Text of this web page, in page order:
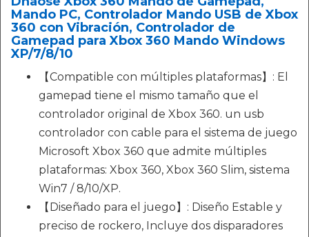
Mando PC, Controlador Mando USB de Xbox
360 con Vibración, Controlador de
Gamepad para Xbox 360 Mando Windows
XP/7/8/10
【Compatible con múltiples plataformas】: El
gamepad tiene el mismo tamaño que el
controlador original de Xbox 360. un usb
controlador con cable para el sistema de juego
Microsoft Xbox 360 que admite múltiples
plataformas: Xbox 360, Xbox 360 Slim, sistema
Win7 / 8/10/XP.
【Diseñado para el juego】: Diseño Estable y
preciso de rockero, Incluye dos disparadores